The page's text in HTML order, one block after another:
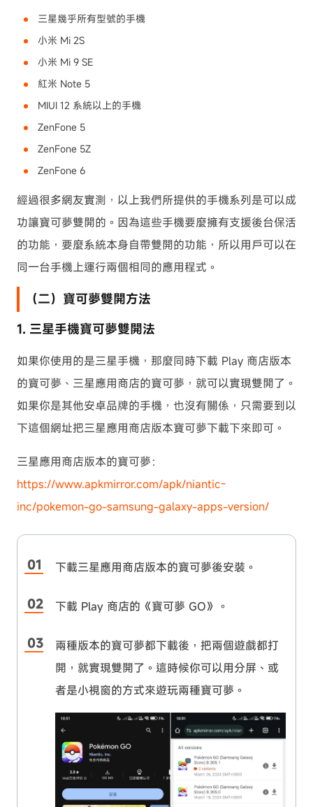
三星幾乎所有型號的手機
小米 Mi 2S
小米 Mi 9 SE
紅米 Note 5
MIUI 12 系統以上的手機
ZenFone 5
ZenFone 5Z
ZenFone 6
經過很多網友實測，以上我們所提供的手機系列是可以成
功讓寶可夢雙開的。因為這些手機要麼擁有支援後台保活
的功能，要麼系統本身自帶雙開的功能，所以用戶可以在
同一台手機上運行兩個相同的應用程式。
（二）寶可夢雙開方法
1. 三星手機寶可夢雙開法
如果你使用的是三星手機，那麼同時下載 Play 商店版本
的寶可夢、三星應用商店的寶可夢，就可以實現雙開了。
如果你是其他安卓品牌的手機，也沒有關係，只需要到以
下這個網址把三星應用商店版本寶可夢下載下來即可。
三星應用商店版本的寶可夢：
https://www.apkmirror.com/apk/niantic-
inc/pokemon-go-samsung-galaxy-apps-version/
下載三星應用商店版本的寶可夢後安裝。
下載 Play 商店的《寶可夢 GO》。
兩種版本的寶可夢都下載後，把兩個遊戲都打
開，就實現雙開了。這時候你可以用分屏、或
者是小視窗的方式來遊玩兩種寶可夢。